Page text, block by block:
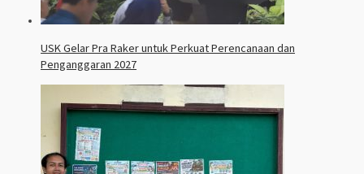
USK Gelar Pra Raker untuk Perkuat Perencanaan dan
Penganggaran 2027